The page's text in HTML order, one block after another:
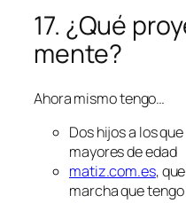
17. ¿Qué
mente?
Ahora mismo tengo…
Dos hijos a los
mayores de edad
matiz.com.es,
marcha que